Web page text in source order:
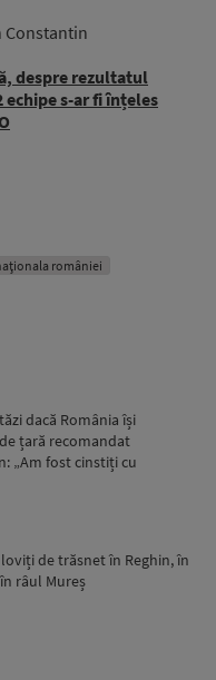
Constantin
despre rezultatul
echipe s-ar fi înțeles
româniei
dacă România își
țară recomandat
„Am fost cinstiți cu
de trăsnet în Reghin, în
râul Mureș